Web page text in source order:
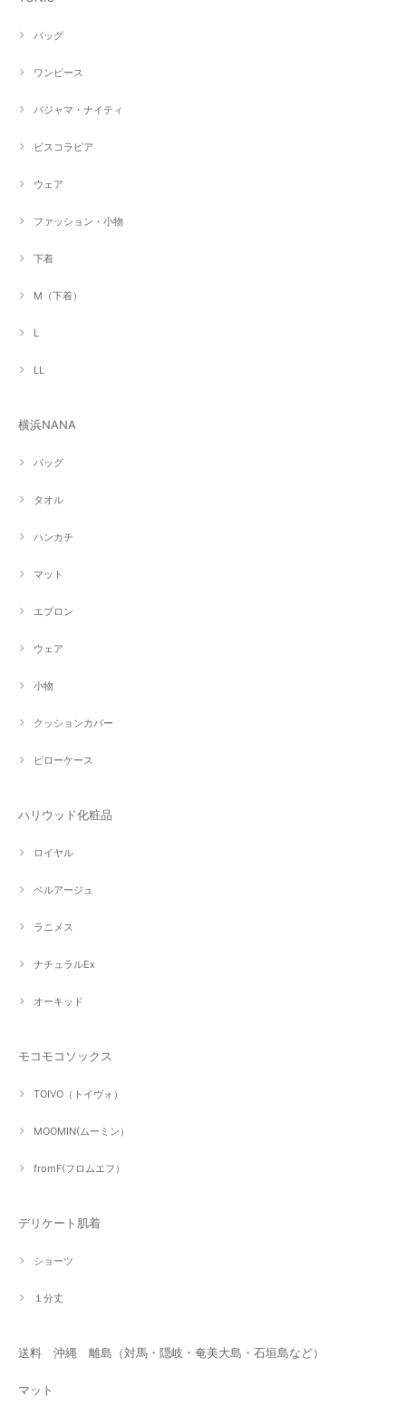
バッグ
ワンピース
パジャマ・ナイティ
ビスコラピア
ウェア
ファッション・小物
下着
M（下着）
L
LL
横浜NANA
バッグ
タオル
ハンカチ
マット
エプロン
ウェア
小物
クッションカバー
ピローケース
ハリウッド化粧品
ロイヤル
ベルアージュ
ラニメス
ナチュラルEx
オーキッド
モコモコソックス
TOIVO（トイヴォ）
MOOMIN(ムーミン）
fromF(フロムエフ）
デリケート肌着
ショーツ
１分丈
送料 沖縄 離島（対馬・隠岐・奄美大島・石垣島など）
マット